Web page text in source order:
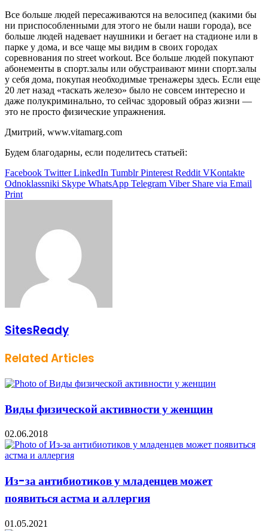
Все больше людей пересаживаются на велосипед (какими бы
ни приспособленными для этого не были наши города), все
больше людей надевает наушники и бегает на стадионе или в
парке у дома, и все чаще мы видим в своих городах
соревнования по street workout. Все больше людей покупают
абонементы в спорт.залы или обустраивают мини спорт.залы
у себя дома, покупая необходимые тренажеры здесь. Если еще
20 лет назад «таскать железо» было не совсем интересно и
даже полукриминально, то сейчас здоровый образ жизни —
это не просто физические упражнения.
Дмитрий, www.vitamarg.com
Будем благодарны, если поделитесь статьей:
Facebook Twitter LinkedIn Tumblr Pinterest Reddit VKontakte
Odnoklassniki Skype WhatsApp Telegram Viber Share via Email
Print
SitesReady
Related Articles
Виды физической активности у женщин
02.06.2018
Из-за антибиотиков у младенцев может
появиться астма и аллергия
01.05.2021